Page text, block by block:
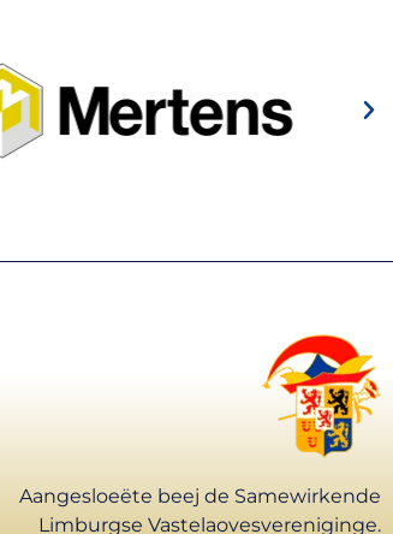
Aangesloeëte beej de Samewirkende
Limburgse Vastelaovesvereniginge.